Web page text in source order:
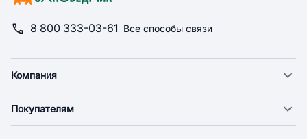
8 800 333-03-61 Все способы связи
Компания
Новости
Покупателям